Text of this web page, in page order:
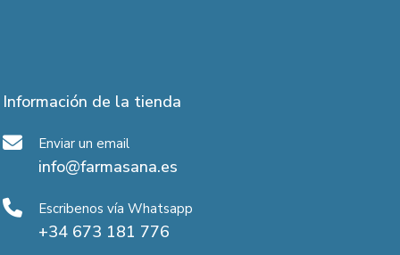
Información de la tienda
Enviar un email
info@farmasana.es
Escribenos vía Whatsapp
+34 673 181 776